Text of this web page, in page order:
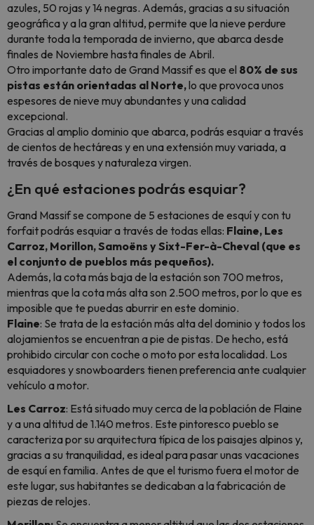
azules, 50 rojas y 14 negras. Además, gracias a su situación
geográfica y a la gran altitud, permite que la nieve perdure
durante toda la temporada de invierno, que abarca desde
finales de Noviembre hasta finales de Abril.
Otro importante dato de Grand Massif es que el 80% de sus
pistas están orientadas al Norte,lo que provoca unos
espesores de nieve muy abundantes y una calidad
excepcional.
Gracias al amplio dominio que abarca, podrás esquiar a través
de cientos de hectáreas y en una extensión muy variada, a
través de bosques y naturaleza virgen.
¿En qué estaciones podrás esquiar?
Grand Massif se compone de 5 estaciones de esquí y con tu
forfait podrás esquiar a través de todas ellas: Flaine, Les
Carroz, Morillon, Samoëns y Sixt-Fer-à-Cheval (que es
el conjunto de pueblos más pequeños).
Además, la cota más baja de la estación son 700 metros,
mientras que la cota más alta son 2.500 metros, por lo que es
imposible que te puedas aburrir en este dominio.
Flaine: Se trata de la estación más alta del dominio y todos los
alojamientos se encuentran a pie de pistas. De hecho, está
prohibido circular con coche o moto por esta localidad. Los
esquiadores ysnowboarders tienen preferencia ante cualquier
vehículo a motor.
Les Carroz: Está situado muy cerca de la población de Flaine
y a una altitud de 1.140 metros. Este pintoresco pueblo se
caracteriza por su arquitectura típica de los paisajes alpinos y,
gracias a su tranquilidad, es ideal para pasar unas vacaciones
de esquí en familia. Antes de que el turismo fuera el motor de
este lugar, sus habitantes se dedicaban a la fabricación de
piezas de relojes.